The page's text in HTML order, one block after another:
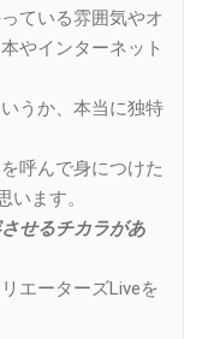
ている雰囲気やオ
やインターネット
うか、本当に独特
呼んで身につけた
ます。
せるチカラがあ
エーターズLiveを